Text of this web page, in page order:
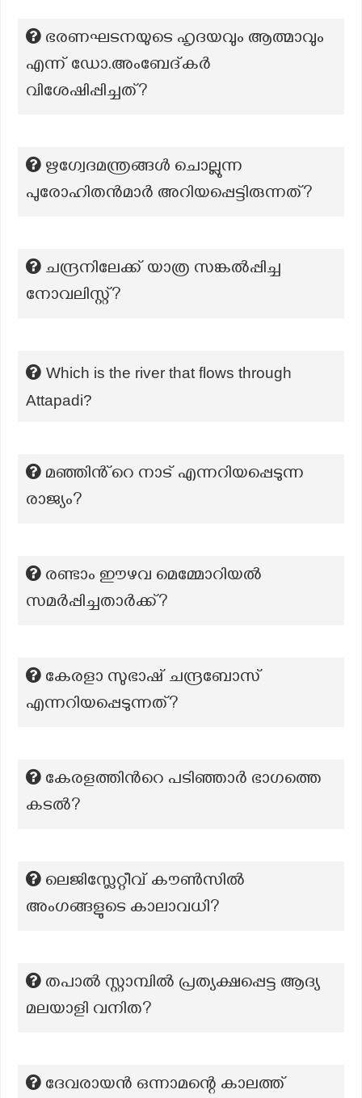
ഭരണഘടനയുടെ ഹൃദയവും ആത്മാവും
എന്ന് ഡോ.അംബേദ്‌കർ
വിശേഷിപ്പിച്ചത്?
ഋഗ്വേദമന്ത്രങ്ങൾ ചൊല്ലുന്ന
പുരോഹിതൻമാർ അറിയപ്പെട്ടിരുന്നത്?
ചന്ദ്രനിലേക്ക് യാത്ര സങ്കൽപ്പിച്ച
നോവലിസ്റ്റ്?
Which is the river that flows through
Attapadi?
മഞ്ഞിൻ്റെ നാട് എന്നറിയപ്പെടുന്ന
രാജ്യം?
രണ്ടാം ഈഴവ മെമ്മോറിയൽ
സമർപ്പിച്ചതാർക്ക്?
കേരളാ സുഭാഷ് ചന്ദ്രബോസ്
എന്നറിയപ്പെടുന്നത്?
കേരളത്തിൻറെ പടിഞ്ഞാർ ഭാഗത്തെ
കടൽ?
ലെജിസ്ലേറ്റീവ് കൗൺസിൽ
അംഗങ്ങളുടെ കാലാവധി?
തപാൽ സ്റ്റാമ്പിൽ പ്രത്യക്ഷപ്പെട്ട ആദ്യ
മലയാളി വനിത?
ദേവരായൻ ഒന്നാമന്റെ കാലത്ത്